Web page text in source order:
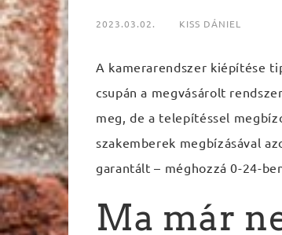
2023.03.02. KISS DÁNIEL
A kamerarendszer kiépítése
csupán a megvásárolt
meg, de a telepítéssel
szakemberek megbízásával
garantált – méghozzá 0-24-
Ma már